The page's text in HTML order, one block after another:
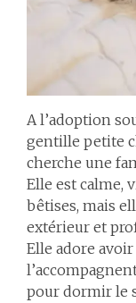
A l’adoption
gentille petite
cherche une
Elle est calme,
bêtises, mais
extérieur et
Elle adore
pour dormir le